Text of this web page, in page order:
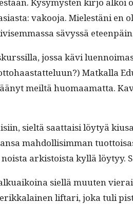
vakoo­ja. Mielestäni
sävyssä
jos­sa kävi
Matkalla
meiltä huo­maa­mat­ta.
sieltä saat­taisi löy­tyä
mah­dol­lisim­man
ark­istoista kyl­lä
siel­lä muuten
lif­tari, joka tuli